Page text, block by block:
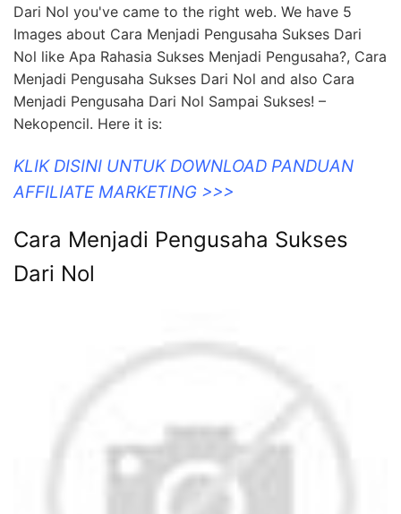
Dari Nol you've came to the right web. We have 5
Images about Cara Menjadi Pengusaha Sukses Dari
Nol like Apa Rahasia Sukses Menjadi Pengusaha?, Cara
Menjadi Pengusaha Sukses Dari Nol and also Cara
Menjadi Pengusaha Dari Nol Sampai Sukses! –
Nekopencil. Here it is:
KLIK DISINI UNTUK DOWNLOAD PANDUAN
AFFILIATE MARKETING >>>
Cara Menjadi Pengusaha Sukses
Dari Nol